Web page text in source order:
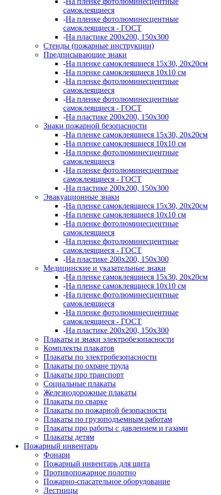
самоклеящиеся
-На пленке фотолюминесцентные
самоклеящиеся - ГОСТ
-На пластике 200х200, 150х300
Стенды (пожарные инструкции)
Предписывающие знаки
-На пленке самоклеящиеся 15х30, 20х20см
-На пленке самоклеящиеся 10х10 см
-На пленке фотолюминесцентные
самоклеящиеся
-На пленке фотолюминесцентные
самоклеящиеся - ГОСТ
-На пластике 200х200, 150х300
Знаки пожарной безопасности
-На пленке самоклеящиеся 15х30, 20х20см
-На пленке самоклеящиеся 10х10 см
-На пленке фотолюминесцентные
самоклеящиеся
-На пленке фотолюминесцентные
самоклеящиеся - ГОСТ
-На пластике 200х200, 150х300
Эвакуационные знаки
-На пленке самоклеящиеся 15х30, 20х20см
-На пленке самоклеящиеся 10х10 см
-На пленке фотолюминесцентные
самоклеящиеся
-На пленке фотолюминесцентные
самоклеящиеся - ГОСТ
-На пластике 200х200, 150х300
Медицинские и указательные знаки
-На пленке самоклеящиеся 15х30, 20х20см
-На пленке самоклеящиеся 10х10 см
-На пленке фотолюминесцентные
самоклеящиеся
-На пленке фотолюминесцентные
самоклеящиеся - ГОСТ
-На пластике 200х200, 150х300
Плакаты и знаки электробезопасности
Комплекты плакатов
Плакаты по электробезопасности
Плакаты по охране труда
Плакаты про транспорт
Социальные плакаты
Железнодорожные плакаты
Плакаты по сварке
Плакаты по пожарной безопасности
Плакаты по грузоподъемным работам
Плакаты про работы с давлением и газами
Плакаты детям
Пожарный инвентарь
Фонари
Пожарный инвентарь для щита
Противопожарное полотно
Пожарно-спасательное оборудование
Лестницы